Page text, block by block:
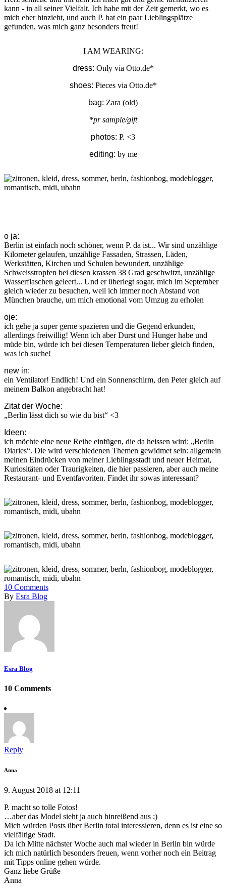
kann - in all seiner Vielfalt. Ich habe mit der Zeit gemerkt, wo es
mich eher hinzieht, und auch P. hat ein paar Lieblingsplätze
gefunden, was mich ganz besonders freut!
I AM WEARING:
dress: Only via Otto.de*
shoes: Pieces via Otto.de*
bag: Zara (old)
*pr sample/gift
photos: P. <3
editing: by me
o ja:
Berlin ist einfach noch schöner, wenn P. da ist... Wir sind unzählige
Kilometer gelaufen, unzählige Fassaden, Strassen, Läden,
Werkstätten, Kirchen und Schulen bewundert, unzählige
Schweisstropfen bei diesen krassen 38 Grad geschwitzt, unzählige
Wasserflaschen geleert... Und er überlegt sogar, mich im September
gleich wieder zu besuchen, weil ich immer noch Abstand von
München brauche, um mich emotional vom Umzug zu erholen
oje:
ich gehe ja super gerne spazieren und die Gegend erkunden,
allerdings freiwillig! Wenn ich aber Durst und Hunger habe und
müde bin, würde ich bei diesen Temperaturen lieber gleich finden,
was ich suche!
new in:
ein Ventilator! Endlich! Und ein Sonnenschirm, den Peter gleich auf
meinem Balkon angebracht hat!
Zitat der Woche:
„Berlin lässt dich so wie du bist“ <3
Ideen:
ich möchte eine neue Reihe einfügen, die da heissen wird: „Berlin
Diaries“. Die wird verschiedenen Themen gewidmet sein: allgemein
meinen Eindrücken von meiner Lieblingsstadt und neuer Heimat,
Kuriositäten oder Traurigkeiten, die hier passieren, aber auch meine
Restaurant- und Eventfavoriten. Findet ihr sowas interessant?
10 Comments
By Esra Blog
Esra Blog
10 Comments
Reply
Anna
9. August 2018 at 12:11
P. macht so tolle Fotos!
…aber das Model sieht ja auch hinreißend aus ;)
Mich würden Posts über Berlin total interessieren, denn es ist eine so
vielfältige Stadt.
Da ich Mitte nächster Woche auch mal wieder in Berlin bin würde
ich mich natürlich besonders freuen, wenn vorher noch ein Beitrag
mit Tipps online gehen würde.
Ganz liebe Grüße
Anna